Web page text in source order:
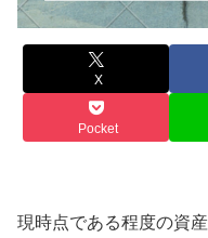
X
Pocket
現時点である程度の資